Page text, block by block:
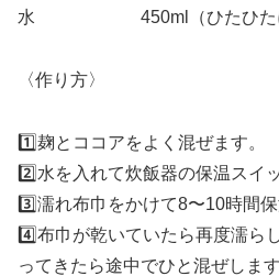
水 450ml（ひたひたに
〈作り方〉
1️⃣麹とココアをよく混ぜます。
2️⃣水を入れて炊飯器の保温スイ
3️⃣濡れ布巾をかけて8〜10時間
4️⃣布巾が乾いていたら再度濡ら
ってきたら途中でひと混ぜします